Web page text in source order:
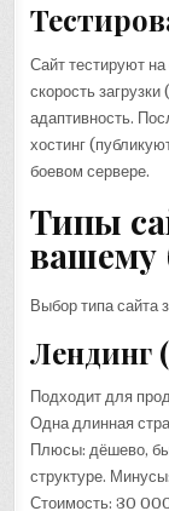
Сайт тестируют
скорость
адаптивность.
хостинг
боевом сервере.
Типы
вашему
Выбор типа сайта
Лендинг
Подходит для
Одна длинная
Плюсы: дёшево,
структуре.
Стоимость: 30